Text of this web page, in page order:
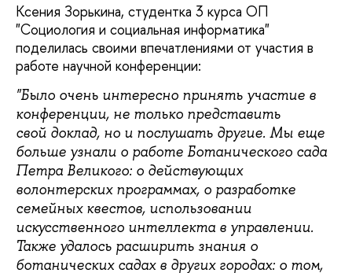
Ксения Зорькина, студентка 3 курса ОП
"Социология и социальная информатика"
поделилась своими впечатлениями от участия в
работе научной конференции:
"Было очень интересно принять участие в
конференции, не только представить
свой доклад, но и послушать другие. Мы еще
больше узнали о работе Ботанического сада
Петра Великого: о действующих
волонтерских программах, о разработке
семейных квестов, использовании
искусственного интеллекта в управлении.
Также удалось расширить знания о
ботанических садах в других городах: о том,